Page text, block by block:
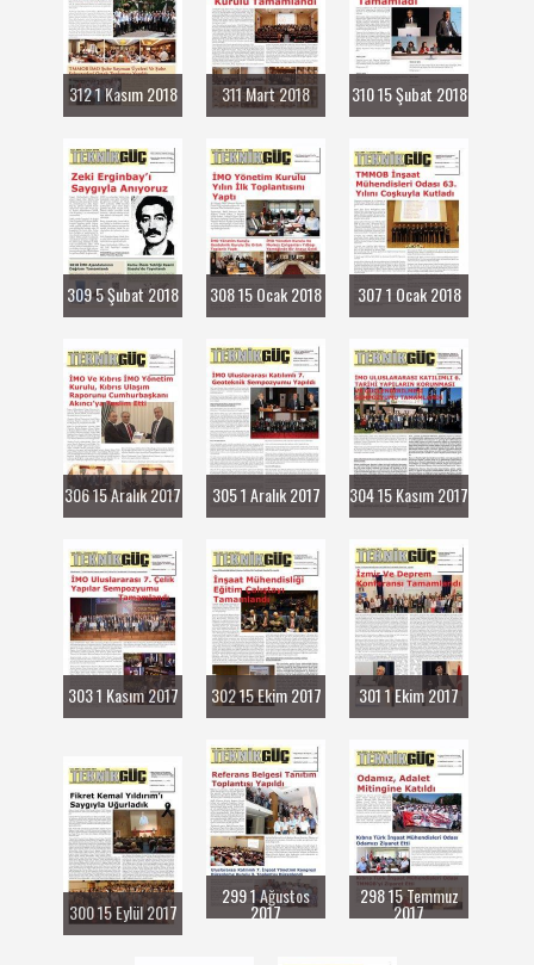
312 1 Kasım 2018 311 Mart 2018 310 15 Şubat 2018
309 5 Şubat 2018 308 15 Ocak 2018 307 1 Ocak 2018
306 15 Aralık 2017 305 1 Aralık 2017 304 15 Kasım 2017
303 1 Kasım 2017 302 15 Ekim 2017 301 1 Ekim 2017
300 15 Eylül 2017
299 1 Ağustos
2017
298 15 Temmuz
2017